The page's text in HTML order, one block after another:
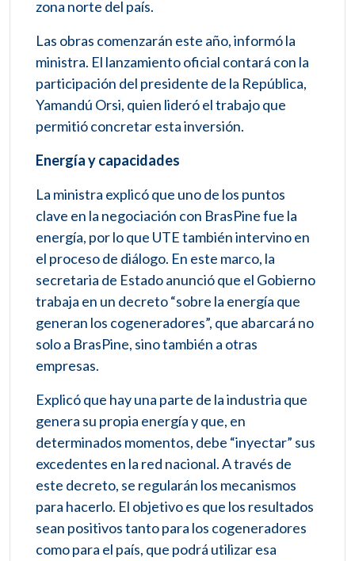
zona norte del país.
Las obras comenzarán este año, informó la
ministra. El lanzamiento oficial contará con la
participación del presidente de la República,
Yamandú Orsi, quien lideró el trabajo que
permitió concretar esta inversión.
Energía y capacidades
La ministra explicó que uno de los puntos
clave en la negociación con BrasPine fue la
energía, por lo que UTE también intervino en
el proceso de diálogo. En este marco, la
secretaria de Estado anunció que el Gobierno
trabaja en un decreto “sobre la energía que
generan los cogeneradores”, que abarcará no
solo a BrasPine, sino también a otras
empresas.
Explicó que hay una parte de la industria que
genera su propia energía y que, en
determinados momentos, debe “inyectar” sus
excedentes en la red nacional. A través de
este decreto, se regularán los mecanismos
para hacerlo. El objetivo es que los resultados
sean positivos tanto para los cogeneradores
como para el país, que podrá utilizar esa